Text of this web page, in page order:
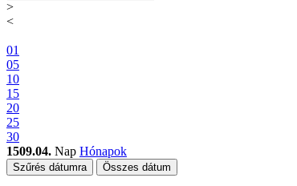
>
<
01
05
10
15
20
25
30
1509.04. Nap Hónapok
Szűrés dátumra Összes dátum